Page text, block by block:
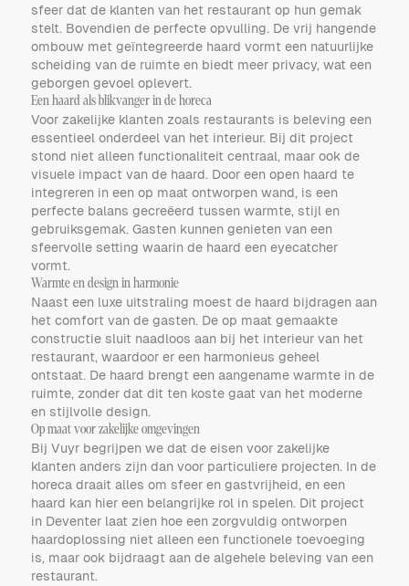
sfeer dat de klanten van het restaurant op hun gemak
stelt. Bovendien de perfecte opvulling. De vrij hangende
ombouw met geïntegreerde haard vormt een natuurlijke
scheiding van de ruimte en biedt meer privacy, wat een
geborgen gevoel oplevert.
Een haard als blikvanger in de horeca
Voor zakelijke klanten zoals restaurants is beleving een
essentieel onderdeel van het interieur. Bij dit project
stond niet alleen functionaliteit centraal, maar ook de
visuele impact van de haard. Door een open haard te
integreren in een op maat ontworpen wand, is een
perfecte balans gecreëerd tussen warmte, stijl en
gebruiksgemak. Gasten kunnen genieten van een
sfeervolle setting waarin de haard een eyecatcher
vormt.
Warmte en design in harmonie
Naast een luxe uitstraling moest de haard bijdragen aan
het comfort van de gasten. De op maat gemaakte
constructie sluit naadloos aan bij het interieur van het
restaurant, waardoor er een harmonieus geheel
ontstaat. De haard brengt een aangename warmte in de
ruimte, zonder dat dit ten koste gaat van het moderne
en stijlvolle design.
Op maat voor zakelijke omgevingen
Bij Vuyr begrijpen we dat de eisen voor zakelijke
klanten anders zijn dan voor particuliere projecten. In de
horeca draait alles om sfeer en gastvrijheid, en een
haard kan hier een belangrijke rol in spelen. Dit project
in Deventer laat zien hoe een zorgvuldig ontworpen
haardoplossing niet alleen een functionele toevoeging
is, maar ook bijdraagt aan de algehele beleving van een
restaurant.